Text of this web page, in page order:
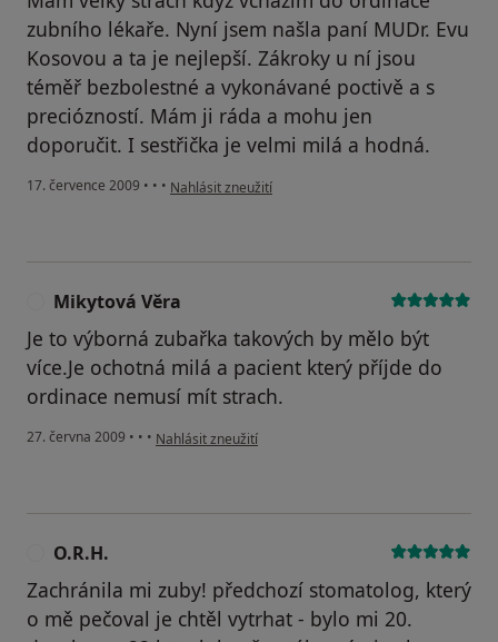
zubního lékaře. Nyní jsem našla paní MUDr. Evu
Kosovou a ta je nejlepší. Zákroky u ní jsou
téměř bezbolestné a vykonávané poctivě a s
preciózností. Mám ji ráda a mohu jen
doporučit. I sestřička je velmi milá a hodná.
17. července 2009 • • • podle názoru uživatele Váš účet byl odstraněn
Nahlásit zneužití
Mikytová Věra
Je to výborná zubařka takových by mělo být
více.Je ochotná milá a pacient který příjde do
ordinace nemusí mít strach.
27. června 2009 • • • podle názoru uživatele Mikytová Věra
Nahlásit zneužití
O.R.H.
Zachránila mi zuby! předchozí stomatolog, který
o mě pečoval je chtěl vytrhat - bylo mi 20.